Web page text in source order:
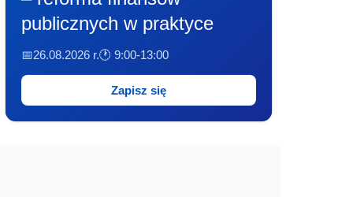
publicznych w praktyce
📅26.08.2026 r.🕐 9:00-13:00
Zapisz się